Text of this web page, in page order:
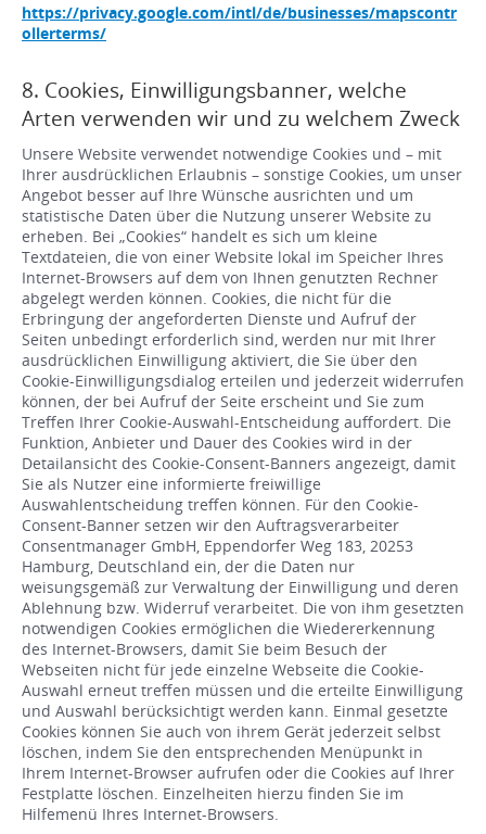
https://privacy.google.com/intl/de/businesses/mapscontr
ollerterms/
8. Cookies, Einwilligungsbanner, welche
Arten verwenden wir und zu welchem Zweck
Unsere Website verwendet notwendige Cookies und – mit
Ihrer ausdrücklichen Erlaubnis – sonstige Cookies, um unser
Angebot besser auf Ihre Wünsche ausrichten und um
statistische Daten über die Nutzung unserer Website zu
erheben. Bei „Cookies“ handelt es sich um kleine
Textdateien, die von einer Website lokal im Speicher Ihres
Internet-Browsers auf dem von Ihnen genutzten Rechner
abgelegt werden können. Cookies, die nicht für die
Erbringung der angeforderten Dienste und Aufruf der
Seiten unbedingt erforderlich sind, werden nur mit Ihrer
ausdrücklichen Einwilligung aktiviert, die Sie über den
Cookie-Einwilligungsdialog erteilen und jederzeit widerrufen
können, der bei Aufruf der Seite erscheint und Sie zum
Treffen Ihrer Cookie-Auswahl-Entscheidung auffordert. Die
Funktion, Anbieter und Dauer des Cookies wird in der
Detailansicht des Cookie-Consent-Banners angezeigt, damit
Sie als Nutzer eine informierte freiwillige
Auswahlentscheidung treffen können. Für den Cookie-
Consent-Banner setzen wir den Auftragsverarbeiter
Consentmanager GmbH, Eppendorfer Weg 183, 20253
Hamburg, Deutschland ein, der die Daten nur
weisungsgemäß zur Verwaltung der Einwilligung und deren
Ablehnung bzw. Widerruf verarbeitet. Die von ihm gesetzten
notwendigen Cookies ermöglichen die Wiedererkennung
des Internet-Browsers, damit Sie beim Besuch der
Webseiten nicht für jede einzelne Webseite die Cookie-
Auswahl erneut treffen müssen und die erteilte Einwilligung
und Auswahl berücksichtigt werden kann. Einmal gesetzte
Cookies können Sie auch von ihrem Gerät jederzeit selbst
löschen, indem Sie den entsprechenden Menüpunkt in
Ihrem Internet-Browser aufrufen oder die Cookies auf Ihrer
Festplatte löschen. Einzelheiten hierzu finden Sie im
Hilfemenü Ihres Internet-Browsers.